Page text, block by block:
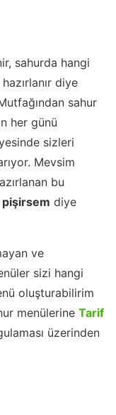
sahurda hangi
diye
sahur
her günü
sizleri
Mevsim
bu
diye
ve
sizi hangi
oluşturabilirim
menülerine Tarif
üzerinden